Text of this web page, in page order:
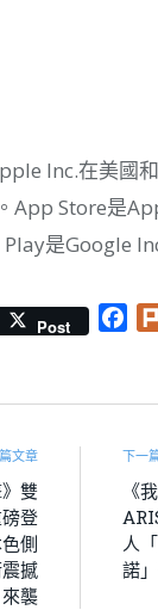
Inc.在美國
App Store是
是Google
Post
文章
》雙
登
側
撼
來襲
下一
《
人
諾